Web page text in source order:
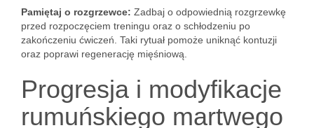
Pamiętaj o rozgrzewce: Zadbaj o odpowiednią rozgrzewkę
przed rozpoczęciem treningu oraz o schłodzeniu po
zakończeniu ćwiczeń. Taki rytuał pomoże uniknąć kontuzji
oraz poprawi regenerację mięśniową.
Progresja i modyfikacje
rumuńskiego martwego